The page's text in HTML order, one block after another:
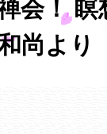
会！
尚より